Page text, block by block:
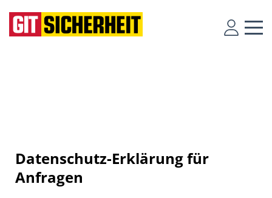
Datenschutz-Erklärung für
Anfragen